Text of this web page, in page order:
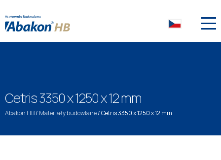
Cetris 3350 x 1250 x 12 mm
Abakon HB/ Materiały budowlane/Cetris 3350 x 1250 x 12 mm